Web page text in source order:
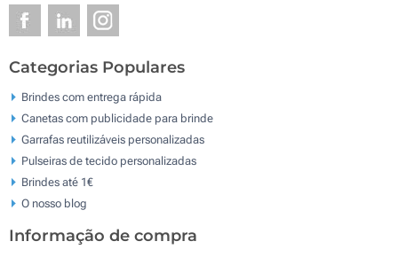
Categorias Populares
Brindes com entrega rápida
Canetas com publicidade para brinde
Garrafas reutilizáveis personalizadas
Pulseiras de tecido personalizadas
Brindes até 1€
O nosso blog
Informação de compra